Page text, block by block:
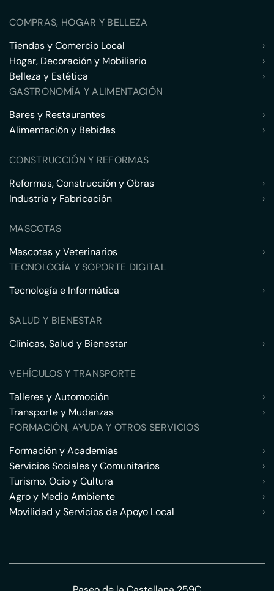
COMPRAS, HOGAR Y BELLEZA
Tiendas y Comercio Local
›
Hogar, Decoración y Mobiliario
›
Belleza y Estética
›
GASTRONOMÍA Y ALIMENTACIÓN
Bares y Restaurantes
›
Alimentación y Bebidas
›
CONSTRUCCIÓN Y REFORMAS
Reformas, Construcción y Obras
›
Industria y Fabricación
›
MASCOTAS
Mascotas y Veterinarios
›
TECNOLOGÍA Y SOPORTE DIGITAL
Tecnología e Informática
›
SALUD Y BIENESTAR
Clínicas, Salud y Bienestar
›
VEHÍCULOS Y TRANSPORTE
Talleres y Automoción
›
Transporte y Mudanzas
›
FORMACIÓN, AYUDA Y OTROS SERVICIOS
Formación y Academias
›
Servicios Sociales y Comunitarios
›
Turismo, Ocio y Cultura
›
Agro y Medio Ambiente
›
Movilidad y Servicios de Apoyo Local
›